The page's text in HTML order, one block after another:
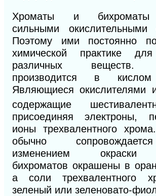
Хроматы и бихроматы
сильными окислительными
Поэтому ими постоянно
химической практике
различных веществ.
производится в
Являющиеся окислителями
содержащие
присоединяя электроны,
ионы трехвалентного
обычно
изменением окраски
бихроматов окрашены в
а соли
зеленый или зеленовато-